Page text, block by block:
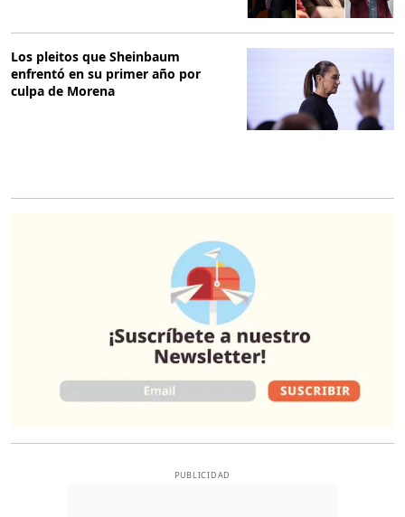
Los pleitos que Sheinbaum
enfrentó en su primer año por
culpa de Morena
PUBLICIDAD